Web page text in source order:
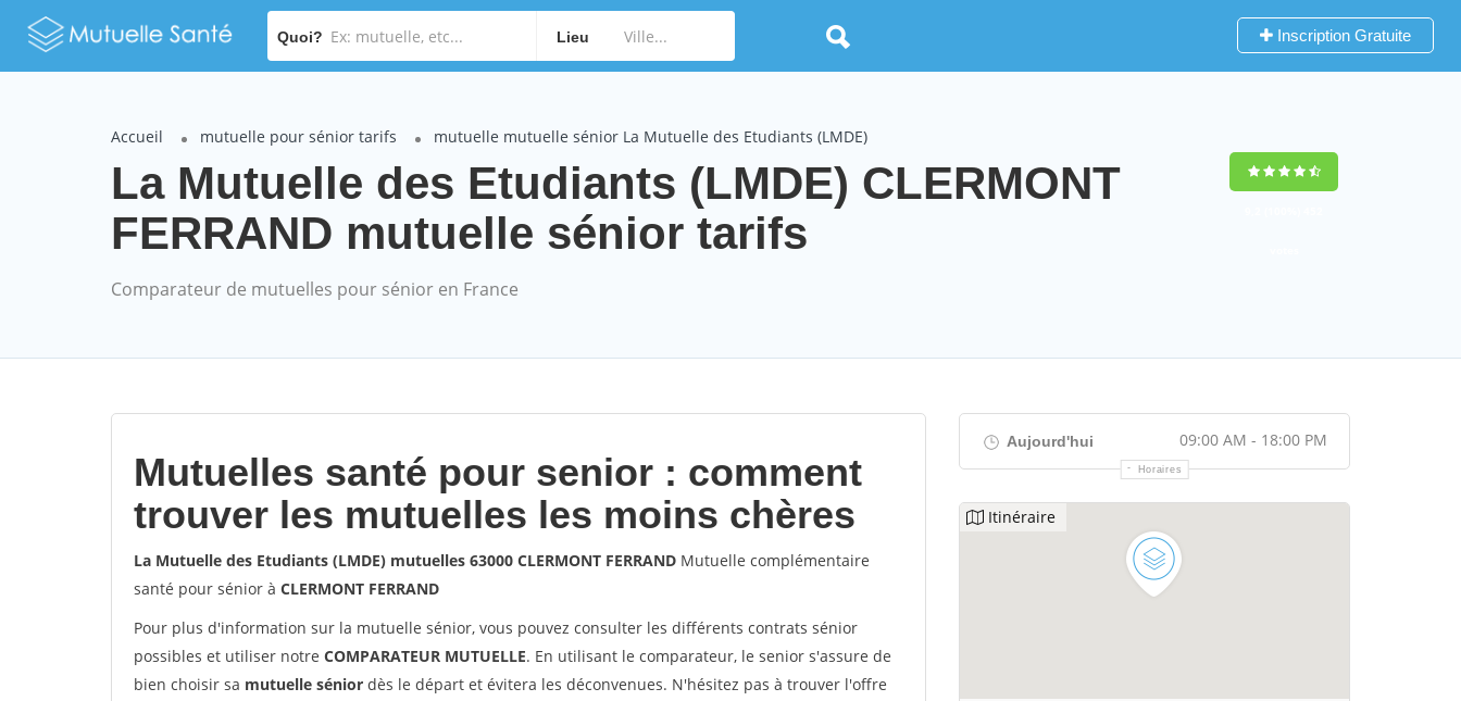
Quoi? Lieu Inscription Gratuite
Accueil mutuelle pour sénior tarifs mutuelle mutuelle sénior La Mutuelle des Etudiants (LMDE)
La Mutuelle des Etudiants (LMDE) CLERMONT
FERRAND mutuelle sénior tarifs
Comparateur de mutuelles pour sénior en France
Mutuelles santé pour senior : comment
trouver les mutuelles les moins chères
La Mutuelle des Etudiants (LMDE) mutuelles 63000 CLERMONT FERRAND Mutuelle complémentaire
santé pour sénior à CLERMONT FERRAND
Pour plus d'information sur la mutuelle sénior, vous pouvez consulter les différents contrats sénior
possibles et utiliser notre COMPARATEUR MUTUELLE. En utilisant le comparateur, le senior s'assure de
bien choisir sa mutuelle sénior dès le départ et évitera les déconvenues. N'hésitez pas à trouver l'offre
Aujourd'hui 09:00 AM - 18:00 PM
Horaires
Itinéraire